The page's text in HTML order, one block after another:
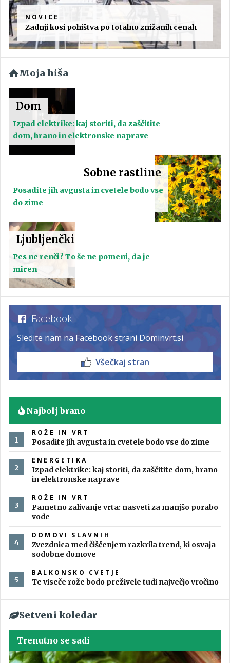
NOVICE
Zadnji kosi pohištva po totalno znižanih cenah
Moja hiša
Dom
Izpad elektrike: kaj storiti, da zaščitite
dom, hrano in elektronske naprave
Sobne rastline
Posadite jih avgusta in cvetele bodo vse
do zime
Ljubljenčki
Pes ne renči? To še ne pomeni, da je
miren
Facebook
Sledite nam na Facebook strani Dominvrt.si
Všečkaj stran
Najbolj brano
ROŽE IN VRT
Posadite jih avgusta in cvetele bodo vse do zime
ENERGETIKA
Izpad elektrike: kaj storiti, da zaščitite dom, hrano
in elektronske naprave
ROŽE IN VRT
Pametno zalivanje vrta: nasveti za manjšo porabo
vode
DOMOVI SLAVNIH
Zvezdnica med čiščenjem razkrila trend, ki osvaja
sodobne domove
BALKONSKO CVETJE
Te viseče rože bodo preživele tudi največjo vročino
Setveni koledar
Trenutno se sadi